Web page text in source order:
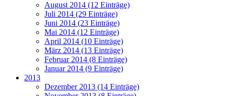
August 2014 (12 Einträge)
Juli 2014 (29 Einträge)
Juni 2014 (23 Einträge)
Mai 2014 (12 Einträge)
April 2014 (10 Einträge)
März 2014 (13 Einträge)
Februar 2014 (8 Einträge)
Januar 2014 (9 Einträge)
2013
Dezember 2013 (14 Einträge)